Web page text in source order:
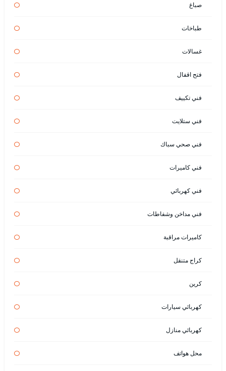
صباغ
طباخات
غسالات
فتح اقفال
فني تكييف
فني ستلايت
فني صحي سباك
فني كاميرات
فني كهربائي
فني مداخن وشفاطات
كاميرات مراقبة
كراج متنقل
كرين
كهربائي سيارات
كهربائي منازل
محل هواتف